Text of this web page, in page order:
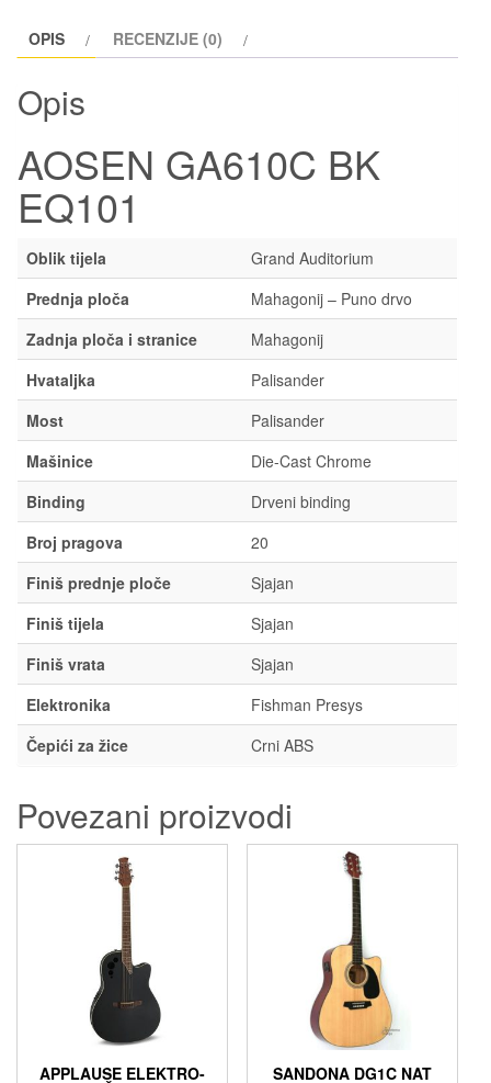
OPIS RECENZIJE (0)
Opis
AOSEN GA610C BK
EQ101
Oblik tijela
Grand Auditorium
Prednja ploča
Mahagonij – Puno drvo
Zadnja ploča i stranice
Mahagonij
Hvataljka
Palisander
Most
Palisander
Mašinice
Die-Cast Chrome
Binding
Drveni binding
Broj pragova
20
Finiš prednje ploče
Sjajan
Finiš tijela
Sjajan
Finiš vrata
Sjajan
Elektronika
Fishman Presys
Čepići za žice
Crni ABS
Povezani proizvodi
APPLAUSE ELEKTRO- SANDONA DG1C NAT